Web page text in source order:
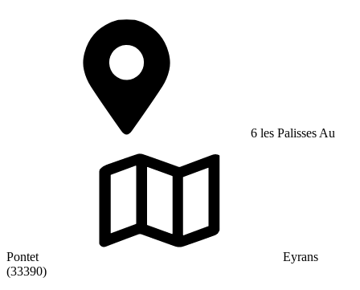
6 les Palisses Au
Pontet
Eyrans
(33390)